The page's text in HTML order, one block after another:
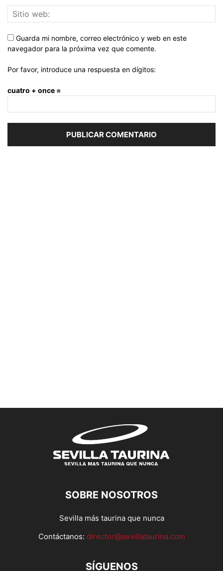
Guarda mi nombre, correo electrónico y web en este
navegador para la próxima vez que comente.
Por favor, introduce una respuesta en dígitos:
cuatro + once =
SOBRE NOSOTROS
Sevilla más taurina que nunca
Contáctanos: director@sevillataurina.com
SÍGUENOS